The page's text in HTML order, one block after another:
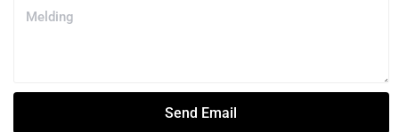
Send Email